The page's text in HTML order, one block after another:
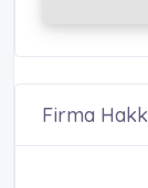
Firma